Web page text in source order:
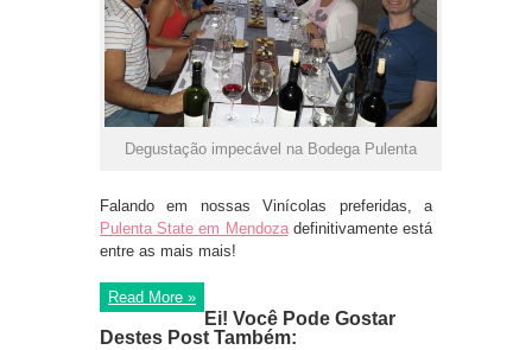
Degustação impecável na Bodega Pulenta
Falando em nossas Vinícolas preferidas, a
Pulenta State em Mendozadefinitivamente está
entre as mais mais!
Read More »
Ei! Você Pode Gostar
Destes Post Também: